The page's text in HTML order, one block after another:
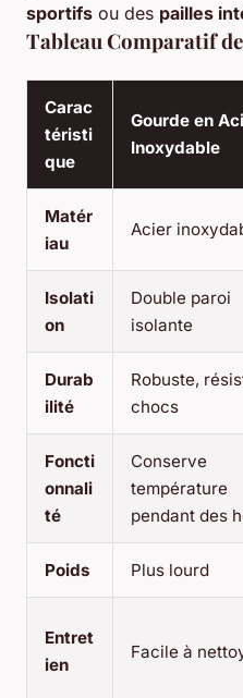
sportifs ou des pailles
Tableau Comparatif
Carac
téristi
que
Gourde en
Inoxydable
Matér
iau
Acier
Isolati
on
Double paroi
isolante
Durab
ilité
Robuste,
chocs
Foncti
onnali
té
Conserve
température
pendant des
Poids Plus lourd
Entret
ien
Facile à